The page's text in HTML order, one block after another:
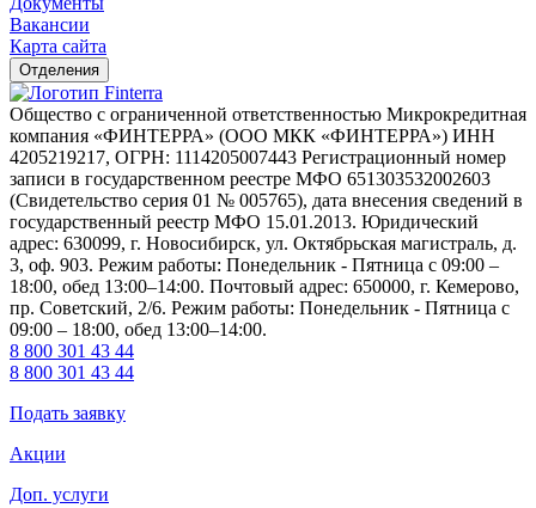
Вакансии
Карта сайта
Отделения
Общество с ограниченной ответственностью Микрокредитная
компания «ФИНТЕРРА» (ООО МКК «ФИНТЕРРА») ИНН
4205219217, ОГРН: 1114205007443 Регистрационный номер
записи в государственном реестре МФО 651303532002603
(Свидетельство серия 01 № 005765), дата внесения сведений в
государственный реестр МФО 15.01.2013. Юридический
адрес: 630099, г. Новосибирск, ул. Октябрьская магистраль, д.
3, оф. 903. Режим работы: Понедельник - Пятница с 09:00 –
18:00, обед 13:00–14:00. Почтовый адрес: 650000, г. Кемерово,
пр. Советский, 2/6. Режим работы: Понедельник - Пятница с
09:00 – 18:00, обед 13:00–14:00.
8 800 301 43 44
8 800 301 43 44
Подать заявку
Акции
Доп. услуги